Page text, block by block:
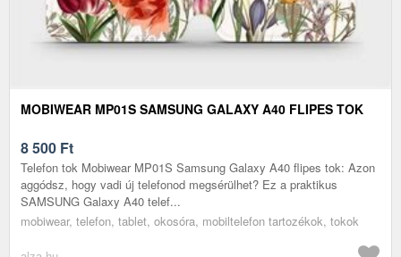
MOBIWEAR MP01S SAMSUNG GALAXY A40 FLIPES TOK
8 500 Ft
Telefon tok Mobiwear MP01S Samsung Galaxy A40 flipes tok: Azon
aggódsz, hogy vadi új telefonod megsérülhet? Ez a praktikus
SAMSUNG Galaxy A40 telef...
mobiwear, telefon, tablet, okosóra, mobiltelefon tartozékok, tokok